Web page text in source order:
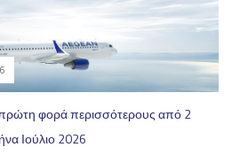
πρώτη φορά περισσότερους από 2
Ιούλιο 2026